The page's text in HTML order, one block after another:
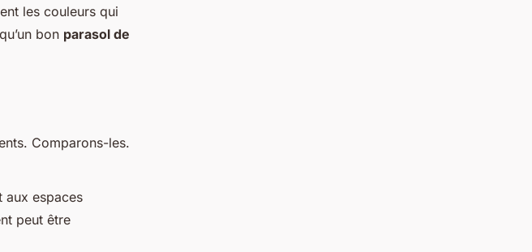
les couleurs qui
bon parasol de
Comparons-les.
aux espaces
peut être